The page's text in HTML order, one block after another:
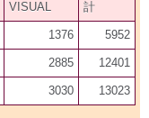
VISUAL 計
1376 5952
2885 12401
3030 13023